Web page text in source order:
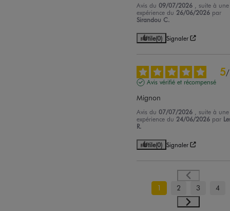
Avis du09/07/2026
, suite à une
expérience du 26/06/2026 par
Sirandou C.
Utile(0) Signaler
5/
Avis vérifié et récompensé
Mignon
Avis du07/07/2026
, suite à une
expérience du 24/06/2026 par
R.
Utile(0) Signaler
1 2 3 4